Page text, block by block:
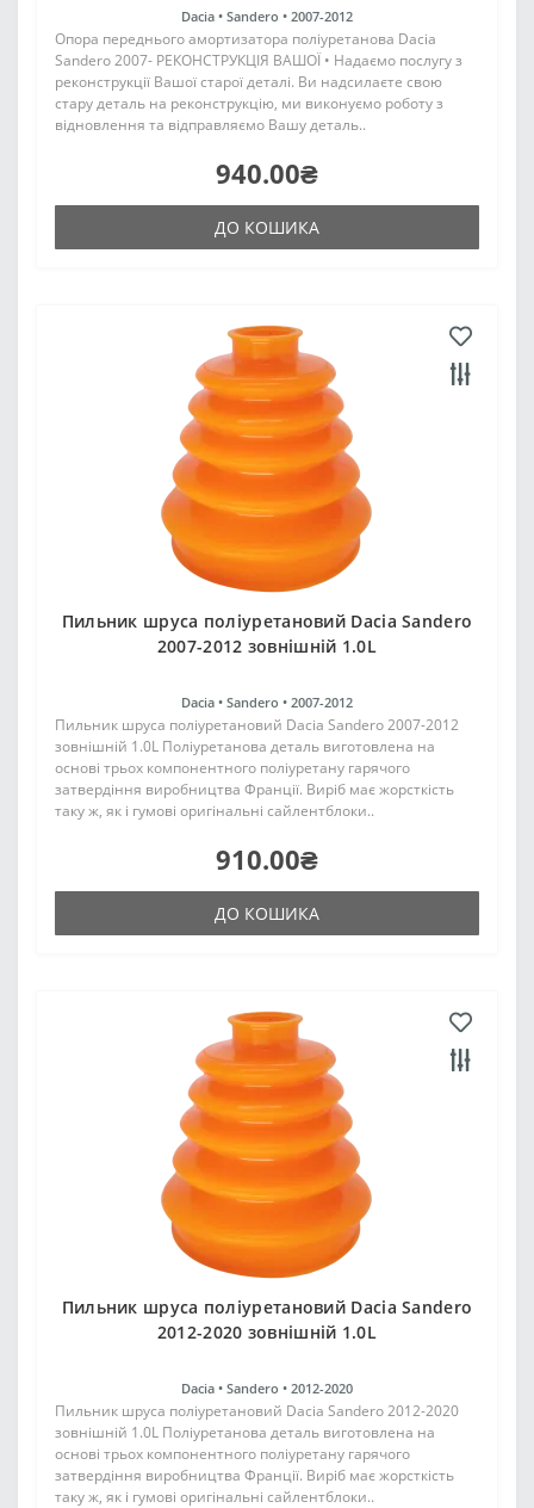
Dacia • Sandero • 2007-2012
Опора переднього амортизатора поліуретанова Dacia
Sandero 2007- РЕКОНСТРУКЦІЯ ВАШОЇ • Надаємо послугу з
реконструкції Вашої старої деталі. Ви надсилаєте свою
стару деталь на реконструкцію, ми виконуємо роботу з
відновлення та відправляємо Вашу деталь..
940.00₴
ДО КОШИКА
Пильник шруса поліуретановий Dacia Sandero
2007-2012 зовнішній 1.0L
Dacia • Sandero • 2007-2012
Пильник шруса поліуретановий Dacia Sandero 2007-2012
зовнішній 1.0L Поліуретанова деталь виготовлена на
основі трьох компонентного поліуретану гарячого
затвердіння виробництва Франції. Виріб має жорсткість
таку ж, як і гумові оригінальні сайлентблоки..
910.00₴
ДО КОШИКА
Пильник шруса поліуретановий Dacia Sandero
2012-2020 зовнішній 1.0L
Dacia • Sandero • 2012-2020
Пильник шруса поліуретановий Dacia Sandero 2012-2020
зовнішній 1.0L Поліуретанова деталь виготовлена на
основі трьох компонентного поліуретану гарячого
затвердіння виробництва Франції. Виріб має жорсткість
таку ж, як і гумові оригінальні сайлентблоки..